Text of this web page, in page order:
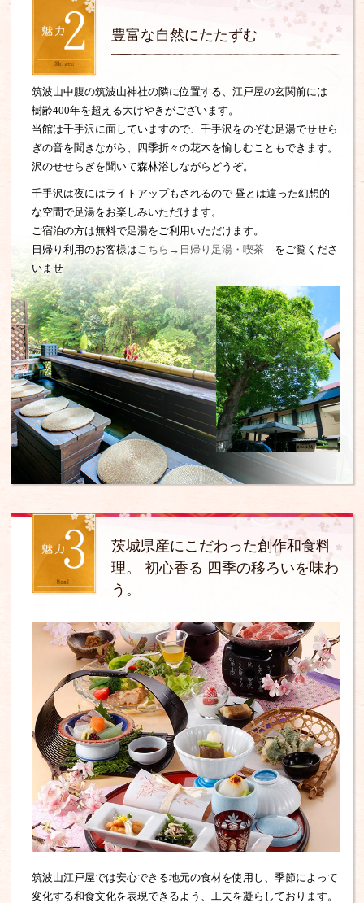
豊富な自然にたたずむ
筑波山中腹の筑波山神社の隣に位置する、江戸屋の玄関前には
樹齢400年を超える大けやきがございます。
当館は千手沢に面していますので、千手沢をのぞむ足湯でせせら
ぎの音を聞きながら、四季折々の花木を愉しむこともできます。
沢のせせらぎを聞いて森林浴しながらどうぞ。
千手沢は夜にはライトアップもされるので昼とは違った幻想的
な空間で足湯をお楽しみいただけます。
ご宿泊の方は無料で足湯をご利用いただけます。
日帰り利用のお客様は こちら→日帰り足湯・喫茶をご覧くださ
いませ
茨城県産にこだわった創作和食料
理。
初心香る 四季の移ろいを味わ
う。
筑波山江戸屋では安心できる地元の食材を使用し、季節によって
変化する和食文化を表現できるよう、工夫を凝らしております。